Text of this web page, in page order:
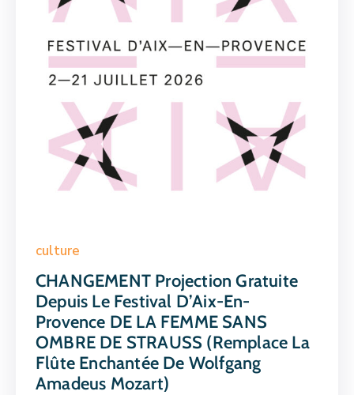
culture
CHANGEMENT Projection Gratuite
Depuis Le Festival D’Aix-En-
Provence DE LA FEMME SANS
OMBRE DE STRAUSS (remplace La
Flûte Enchantée De Wolfgang
Amadeus Mozart)